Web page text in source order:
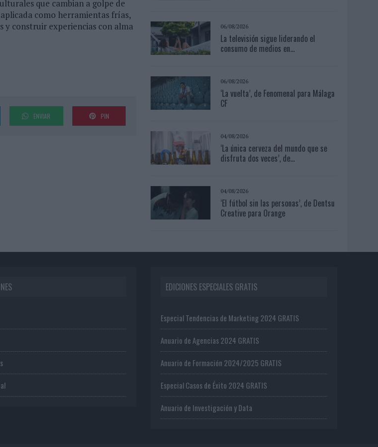
que cambian a golpe de
como herramientas frías,
y construir experiencias con alma
ENVIAR PIN
06/08/2026
La televisión sigue liderando el
consumo de medios en...
06/08/2026
‘La vuelta’, de Fenomenal para Málaga
CF
04/08/2026
‘La única cerveza del mundo que se
disfruta dos veces’, de...
04/08/2026
‘El fútbol sin las personas’, de Dentsu
Creative para Orange
EDICIONES ESPECIALES GRATIS
Especial Tendencias de Marketing 2024 GRATIS
Anuario de Agencias 2024 GRATIS
Anuario de Formación 2024/2025 GRATIS
Especial Casos de Éxito 2024 GRATIS
Anuario de Investigación y Data